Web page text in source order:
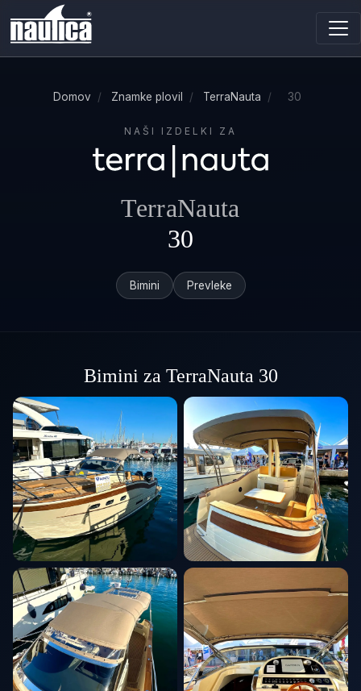
Domov / Znamke plovil / TerraNauta / 30
NAŠI IZDELKI ZA
TerraNauta
30
Bimini Prevleke
Bimini za TerraNauta 30